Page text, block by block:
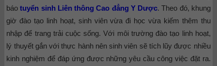
báotuyển sinh Liên thông Cao đẳng Y Dược. Theo đó, khung
giờ đào tạo linh hoạt, sinh viên vừa đi học vừa kiếm thêm thu
nhập để trang trải cuộc sống. Với môi trường đào tạo linh hoạt,
lý thuyết gắn với thực hành nên sinh viên sẽ tích lũy được nhiều
kinh nghiệm để đáp ứng được những yêu cầu công việc đặt ra.